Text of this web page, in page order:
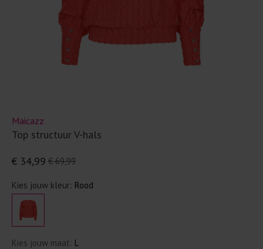
Maicazz
Top structuur V-hals
€ 69,99
€ 34,99
Kies jouw kleur: Rood
Kies jouw maat: L